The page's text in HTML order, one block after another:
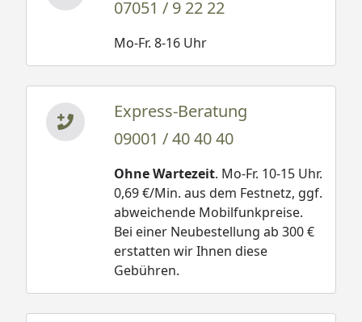
07051 / 9 22 22
Mo-Fr. 8-16 Uhr
Express-Beratung
09001 / 40 40 40
Ohne Wartezeit. Mo-Fr. 10-15 Uhr.
0,69 €/Min. aus dem Festnetz, ggf.
abweichende Mobilfunkpreise.
Bei einer Neubestellung ab 300 €
erstatten wir Ihnen diese
Gebühren.